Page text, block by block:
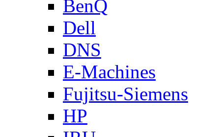
BenQ
Dell
DNS
E-Machines
Fujitsu-Siemens
HP